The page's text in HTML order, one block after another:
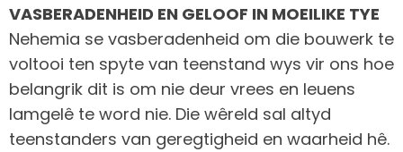
VASBERADENHEID EN GELOOF IN MOEILIKE TYE
Nehemia se vasberadenheid om die bouwerk te
voltooi ten spyte van teenstand wys vir ons hoe
belangrik dit is om nie deur vrees en leuens
lamgelê te word nie. Die wêreld sal altyd
teenstanders van geregtigheid en waarheid hê.